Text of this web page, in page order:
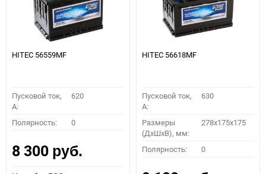
HITEC 56559MF
Пусковой ток,
A:
620
Полярность: 0
8 300 руб.
HITEC 56618MF
Пусковой ток,
A:
630
Размеры
(ДхШхВ), мм:
278x175x175
Полярность: 0